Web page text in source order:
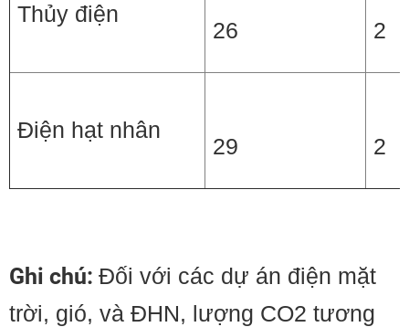
Thủy điện
26 2
Điện hạt nhân
29 2
Ghi chú: Đối với các dự án điện mặt
trời, gió, và ĐHN, lượng CO2 tương